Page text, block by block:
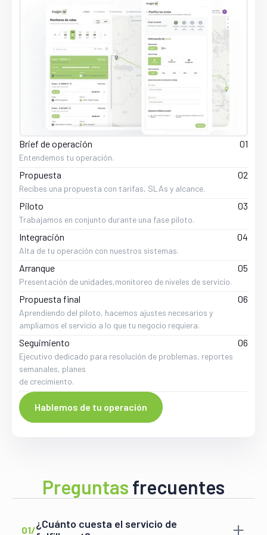
Brief de operación 01
Entendemos tu operación.
Propuesta 02
Recibes una propuesta con tarifas, SLAs y alcance.
Piloto 03
Trabajamos en conjunto durante una fase piloto.
Integración 04
Alta de tu operación con nuestros sistemas.
Arranque 05
Presentación de unidades,monitoreo de niveles de servicio.
Propuesta final 06
Aprendiendo del piloto, hacemos ajustes necesarios y
ampliamos el servicio a lo que tu negocio requiera.
Seguimiento 06
Ejecutivo dedicado para resolución de problemas, reportes
semanales, planes
de crecimiento.
Hablemos de tu operación
Preguntas frecuentes
01/¿Cuánto cuesta el servicio de